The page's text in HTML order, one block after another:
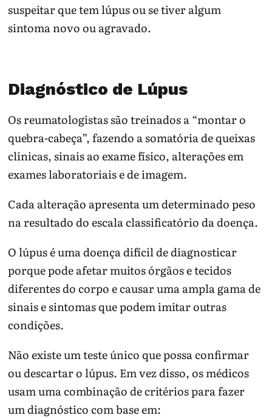
suspeitar que tem lúpus ou se tiver algum
sintoma novo ou agravado.
Diagnóstico de Lúpus
Os reumatologistas são treinados a “montar o
quebra-cabeça”, fazendo a somatória de queixas
clínicas, sinais ao exame físico, alterações em
exames laboratoriais e de imagem.
Cada alteração apresenta um determinado peso
na resultado do escala classificatório da doença.
O lúpus é uma doença difícil de diagnosticar
porque pode afetar muitos órgãos e tecidos
diferentes do corpo e causar uma ampla gama de
sinais e sintomas que podem imitar outras
condições.
Não existe um teste único que possa confirmar
ou descartar o lúpus. Em vez disso, os médicos
usam uma combinação de critérios para fazer
um diagnóstico com base em: